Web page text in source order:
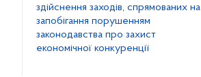
здійснення заходів, спрямованих на
запобігання порушенням
законодавства про захист
економічної конкуренції